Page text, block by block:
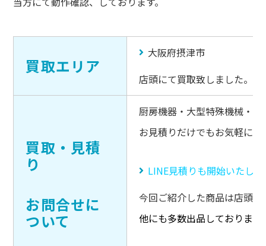
買取エリア
大阪府摂津市
店頭にて買取致しました。
買取・見積
り
お問合せに
ついて
厨房機器・大型特殊機械・
お見積りだけでもお気軽に
LINE見積りも開始いたし
今回ご紹介した商品は店頭
他にも多数出品しておりま